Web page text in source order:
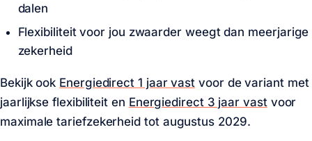
dalen
Flexibiliteit voor jou zwaarder weegt dan meerjarige
zekerheid
Bekijk ook Energiedirect 1 jaar vast voor de variant met
jaarlijkse flexibiliteit en Energiedirect 3 jaar vastvoor
maximale tariefzekerheid tot augustus 2029.